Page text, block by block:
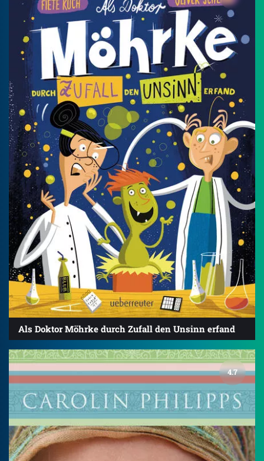
Als Doktor Möhrke durch Zufall den Unsinn erfand
4.7